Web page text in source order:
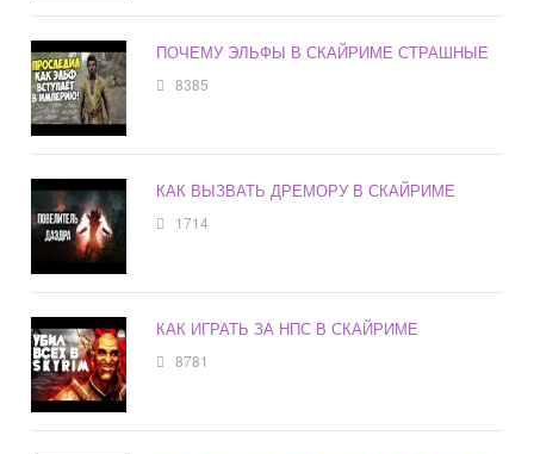
ПОЧЕМУ ЭЛЬФЫ В СКАЙРИМЕ СТРАШНЫЕ
8385
КАК ВЫЗВАТЬ ДРЕМОРУ В СКАЙРИМЕ
1714
КАК ИГРАТЬ ЗА НПС В СКАЙРИМЕ
8781